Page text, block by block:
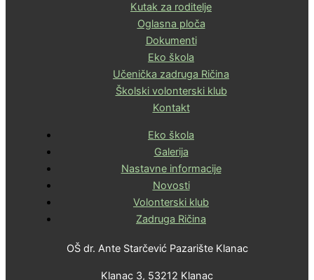
Kutak za roditelje
Oglasna ploča
Dokumenti
Eko škola
Učenička zadruga Ričina
Školski volonterski klub
Kontakt
Eko škola
Galerija
Nastavne informacije
Novosti
Volonterski klub
Zadruga Ričina
OŠ dr. Ante Starčević Pazarište Klanac
Klanac 3, 53212 Klanac